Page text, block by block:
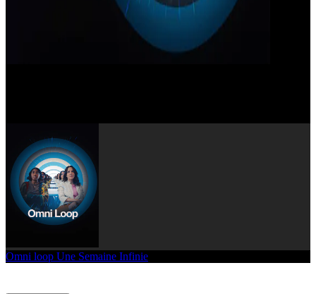
Omni loop Une Semaine Infinie